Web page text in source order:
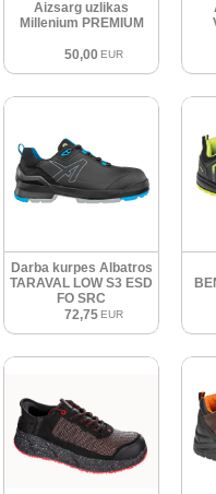
Aizsarg uzlikas
Millenium PREMIUM
50,00 EUR
Darba kurpes Albatros
TARAVAL LOW S3 ESD
FO SRC
72,75 EUR